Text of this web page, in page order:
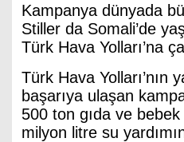
Kampanya dünyada
Stiller da Somali’de
Türk Hava Yolları’na
Türk Hava Yolları’nın
başarıya ulaşan
500 ton gıda ve
milyon litre su